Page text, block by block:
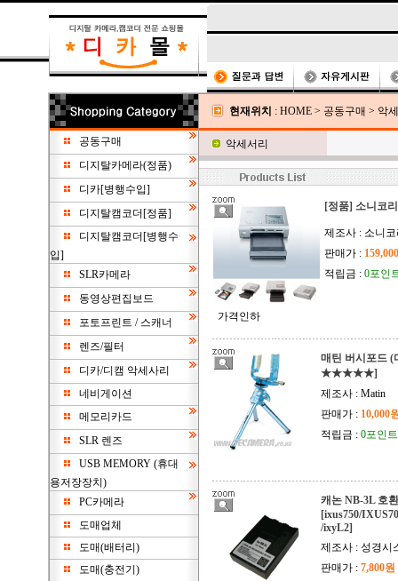
공동구매
디지탈카메라(정품)
디카[병행수입]
디지탈캠코더[정품]
디지탈캠코더[병행수
입]
SLR카메라
동영상편집보드
포토프린트 / 스캐너
렌즈/필터
디카/디캠 악세사리
네비게이션
메모리카드
SLR 렌즈
USB MEMORY (휴대
용저장장치)
PC카메라
도매업체
도매(배터리)
도매(충전기)
현재위치 : HOME > 공동구매 > 악
악세서리
[정품] 소니코
제조사 : 소니
판매가 :
적립금 : 0포인
가격인하
매틴 버시포드 (
★★★★★]
제조사 : Matin
판매가 : 10,000
적립금 : 0포인트
캐논 NB-3L 호
[ixus750/
/ixyL2]
제조사 : 성경시
판매가 : 7,800원